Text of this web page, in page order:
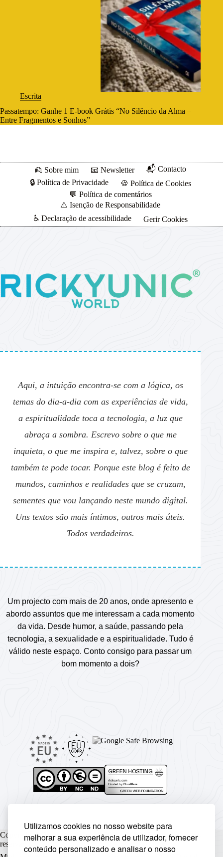
Utilizamos cookies no nosso website para
melhorar a sua experiência de utilizador, fornecer
conteúdo personalizado e analisar o nosso
Escrita
Passatempo: Ganhe 1 E-book Grátis “No Silêncio da Alma –
Entre Fragmentos e Sonhos”
👱 Sobre mim 📧 Newsletter
📬 Contacto
🔒 Política de Privacidade
🍪 Política de Cookies
💬 Política de comentários
⚠️ Isenção de Responsabilidade
♿ Declaração de acessibilidade
Gerir Cookies
Aqui, a intuição encontra-se com a lógica, os
temas do dia-a-dia com as experiências de vida,
a espiritualidade toca a tecnologia, a luz que
abraça a sombra. Escrevo sobre o que me
inquieta, o que me inspira e, talvez, sobre o que
também te pode tocar. Porque este blog é feito de
mundos, caminhos e realidades que se cruzam,
sementes que vou lançando neste mundo digital.
Uns textos são mais íntimos, outros mais úteis.
Todos verdadeiros.
Um projecto com mais de 20 anos, onde apresento e
abordo assuntos que me interessam a cada momento
da vida. Desde humor, a saúde, passando pela
tecnologia, a sexualidade e a espiritualidade. Tudo é
válido neste espaço. Conto consigo para passar um
bom momento a dois?
Copyright © Rickyunic World® 2004 - 2026 | Todos os direitos
reservados.